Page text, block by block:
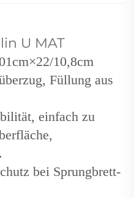
U MAT
10,8cm
Füllung aus
einfach zu
bei Sprungbrett-